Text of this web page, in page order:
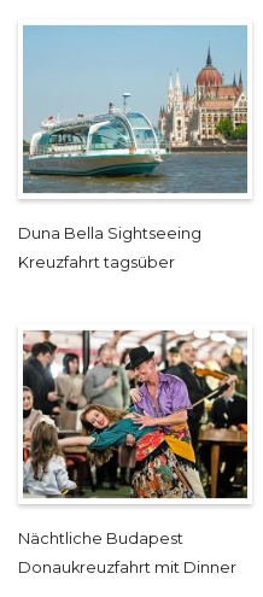
Duna Bella Sightseeing
Kreuzfahrt tagsüber
Nächtliche Budapest
Donaukreuzfahrt mit Dinner